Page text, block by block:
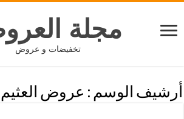
مجلة
تخفيضات و عروض
أرشيف الوسم : عروض العثيم